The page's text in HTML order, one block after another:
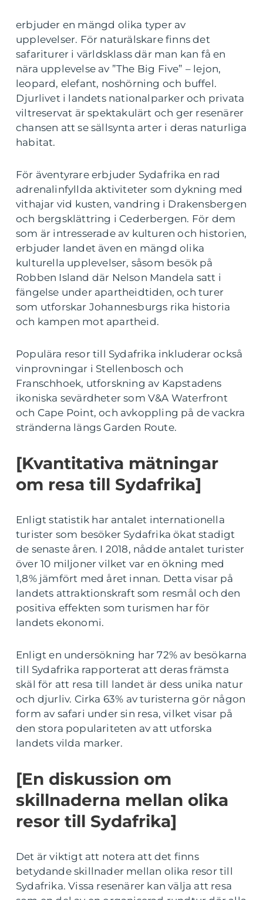
erbjuder en mängd olika typer av
upplevelser. För naturälskare finns det
safariturer i världsklass där man kan få en
nära upplevelse av ”The Big Five” – lejon,
leopard, elefant, noshörning och buffel.
Djurlivet i landets nationalparker och privata
viltreservat är spektakulärt och ger resenärer
chansen att se sällsynta arter i deras naturliga
habitat.
För äventyrare erbjuder Sydafrika en rad
adrenalinfyllda aktiviteter som dykning med
vithajar vid kusten, vandring i Drakensbergen
och bergsklättring i Cederbergen. För dem
som är intresserade av kulturen och historien,
erbjuder landet även en mängd olika
kulturella upplevelser, såsom besök på
Robben Island där Nelson Mandela satt i
fängelse under apartheidtiden, och turer
som utforskar Johannesburgs rika historia
och kampen mot apartheid.
Populära resor till Sydafrika inkluderar också
vinprovningar i Stellenbosch och
Franschhoek, utforskning av Kapstadens
ikoniska sevärdheter som V&A Waterfront
och Cape Point, och avkoppling på de vackra
stränderna längs Garden Route.
[Kvantitativa mätningar
om resa till Sydafrika]
Enligt statistik har antalet internationella
turister som besöker Sydafrika ökat stadigt
de senaste åren. I 2018, nådde antalet turister
över 10 miljoner vilket var en ökning med
1,8% jämfört med året innan. Detta visar på
landets attraktionskraft som resmål och den
positiva effekten som turismen har för
landets ekonomi.
Enligt en undersökning har 72% av besökarna
till Sydafrika rapporterat att deras främsta
skäl för att resa till landet är dess unika natur
och djurliv. Cirka 63% av turisterna gör någon
form av safari under sin resa, vilket visar på
den stora populariteten av att utforska
landets vilda marker.
[En diskussion om
skillnaderna mellan olika
resor till Sydafrika]
Det är viktigt att notera att det finns
betydande skillnader mellan olika resor till
Sydafrika. Vissa resenärer kan välja att resa